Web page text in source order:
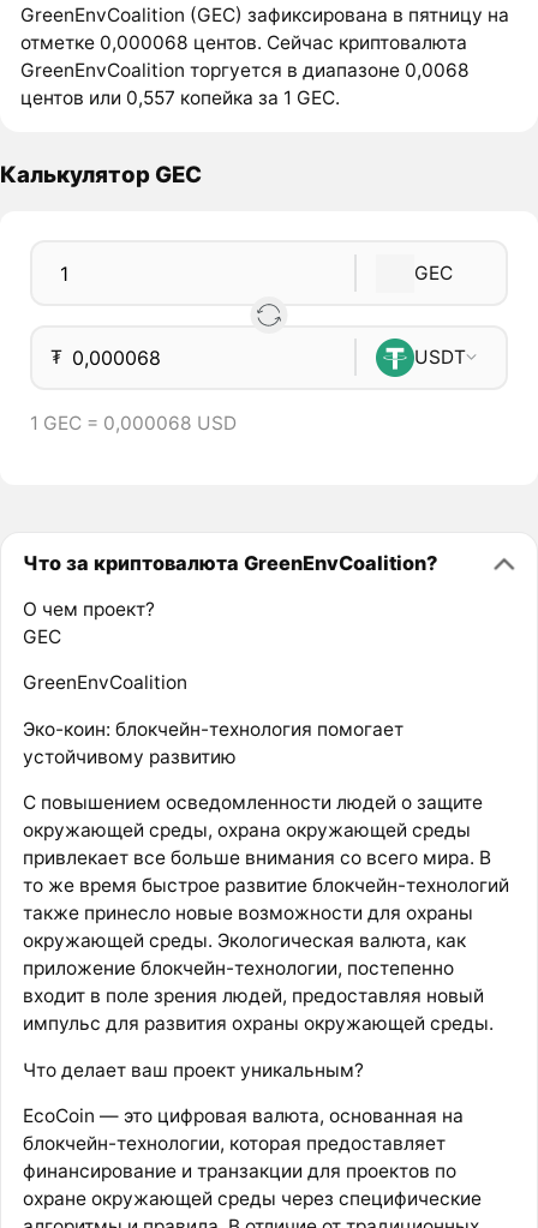
GreenEnvCoalition (GEC) зафиксирована в пятницу на
отметке 0,000068 центов. Сейчас криптовалюта
GreenEnvCoalition торгуется в диапазоне 0,0068
центов или 0,557 копейка за 1 GEC.
Калькулятор GEC
GEC
₮ USDT
1 GEC = 0,000068 USD
Что за криптовалюта GreenEnvCoalition?
О чем проект?
GEC
GreenEnvCoalition
Эко-коин: блокчейн-технология помогает
устойчивому развитию
С повышением осведомленности людей о защите
окружающей среды, охрана окружающей среды
привлекает все больше внимания со всего мира. В
то же время быстрое развитие блокчейн-технологий
также принесло новые возможности для охраны
окружающей среды. Экологическая валюта, как
приложение блокчейн-технологии, постепенно
входит в поле зрения людей, предоставляя новый
импульс для развития охраны окружающей среды.
Что делает ваш проект уникальным?
EcoCoin — это цифровая валюта, основанная на
блокчейн-технологии, которая предоставляет
финансирование и транзакции для проектов по
охране окружающей среды через специфические